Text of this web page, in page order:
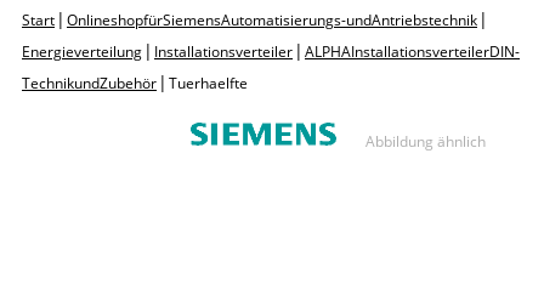
Start | Onlineshop für Siemens Automatisierungs- und Antriebstechnik |
Energieverteilung | Installationsverteiler | ALPHA Installationsverteiler DIN-
Technik und Zubehör | Tuerhaelfte
Abbildung ähnlich